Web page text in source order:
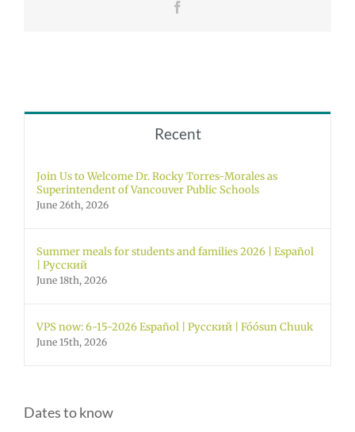
Recent
Join Us to Welcome Dr. Rocky Torres-Morales as
Superintendent of Vancouver Public Schools
June 26th, 2026
Summer meals for students and families 2026 | Español
| Русский
June 18th, 2026
VPS now: 6-15-2026 Español | Русский | Fóósun Chuuk
June 15th, 2026
Dates to know